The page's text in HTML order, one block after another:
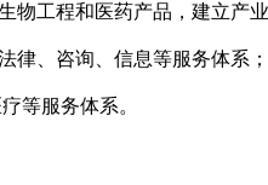
物工程和医药产品，建立产
律、咨询、信息等服务体系；
等服务体系。